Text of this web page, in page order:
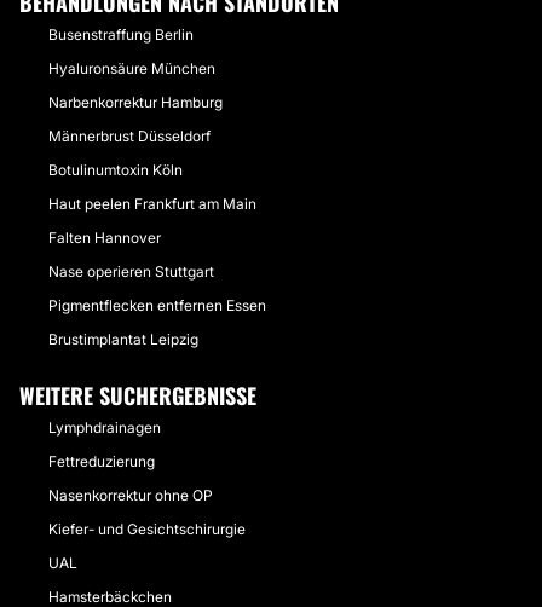
Busenstraffung Berlin
Hyaluronsäure München
Narbenkorrektur Hamburg
Männerbrust Düsseldorf
Botulinumtoxin Köln
Haut peelen Frankfurt am Main
Falten Hannover
Nase operieren Stuttgart
Pigmentflecken entfernen Essen
Brustimplantat Leipzig
WEITERE SUCHERGEBNISSE
Lymphdrainagen
Fettreduzierung
Nasenkorrektur ohne OP
Kiefer- und Gesichtschirurgie
UAL
Hamsterbäckchen